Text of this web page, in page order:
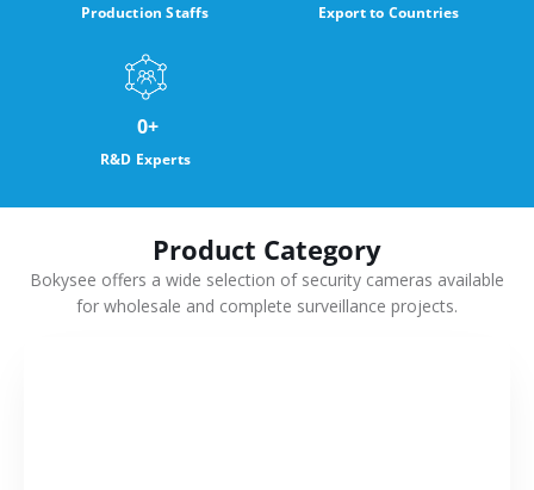
Production Staffs Export to Countries
R&D Experts
0+
Product Category
Bokysee offers a wide selection of security cameras available
for wholesale and complete surveillance projects.